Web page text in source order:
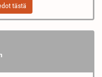
tästä